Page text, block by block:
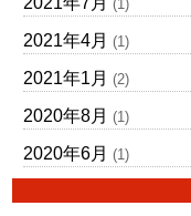
(1)
2021年4月 (1)
2021年1月 (2)
2020年8月 (1)
2020年6月 (1)